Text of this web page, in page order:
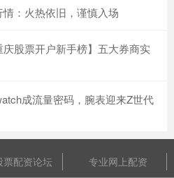
：火热依旧，谨慎入场
股票开户新手榜】五大券商实
成流量密码，腕表迎来Z世代
票配资论坛 专业网上配资